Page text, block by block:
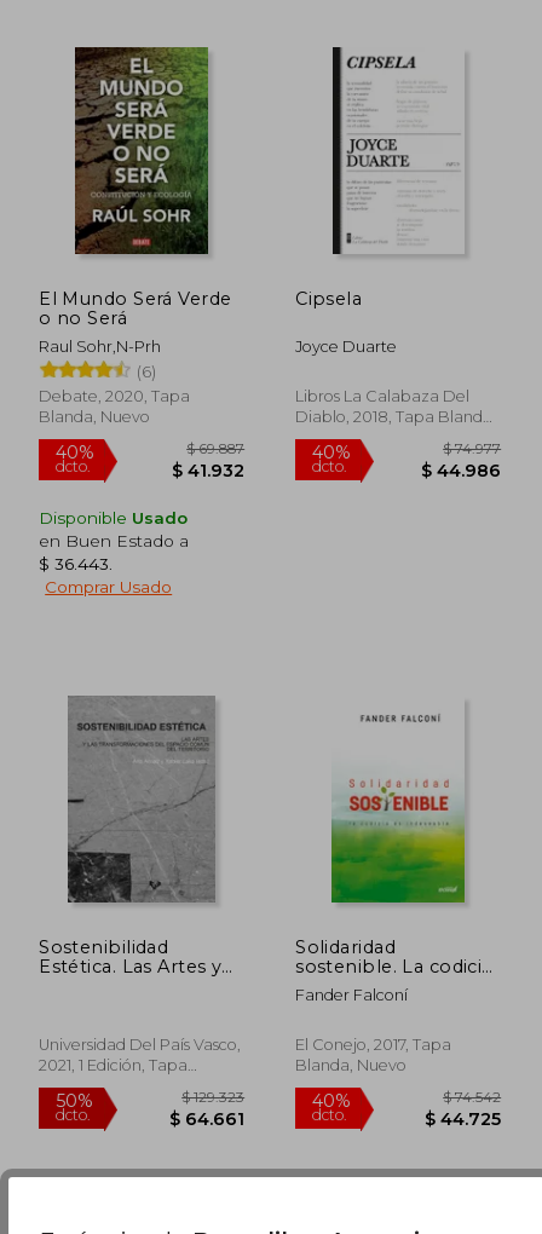
40% 40%
El Mundo Será Verde
o no Será
Raul Sohr,N-Prh
(6)
Debate, 2020, Tapa
Blanda, Nuevo
40%
dcto. $ 41.932
Disponible Usado
en Buen Estado a
$ 36.443
Comprar Usado
Cipsela
Joyce Duarte
Libros La Calabaza Del
Diablo, 2018, Tapa Blanda,
Nuevo
40%
dcto.
Sostenibilidad
Estética. Las Artes y
Universidad Del País Vasco,
2021, 1 Edición, Tapa
Blanda, Nuevo
Solidaridad
sostenible. La codicia
es indeseable
Fander Falconí
El Conejo, 2017, Tapa
Blanda, Nuevo